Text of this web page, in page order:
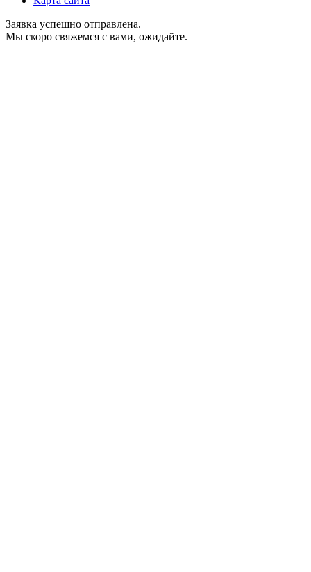
Заявка успешно отправлена.
Мы скоро свяжемся с вами, ожидайте.